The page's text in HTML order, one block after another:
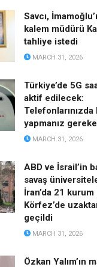
Savcı,
kalem müdürü
tahliye istedi
MARCH 31, 2026
Türkiye’de 5G
aktif edilecek:
Telefonlarınızda
yapmanız
MARCH 31, 2026
ABD ve İsrail’in
savaş
İran’da 21
Körfez’de
geçildi
MARCH 31, 2026
Özkan Yalım’ın